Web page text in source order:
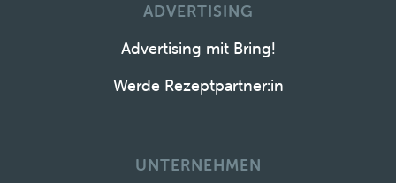
ADVERTISING
Advertising mit Bring!
Werde Rezeptpartner:in
UNTERNEHMEN